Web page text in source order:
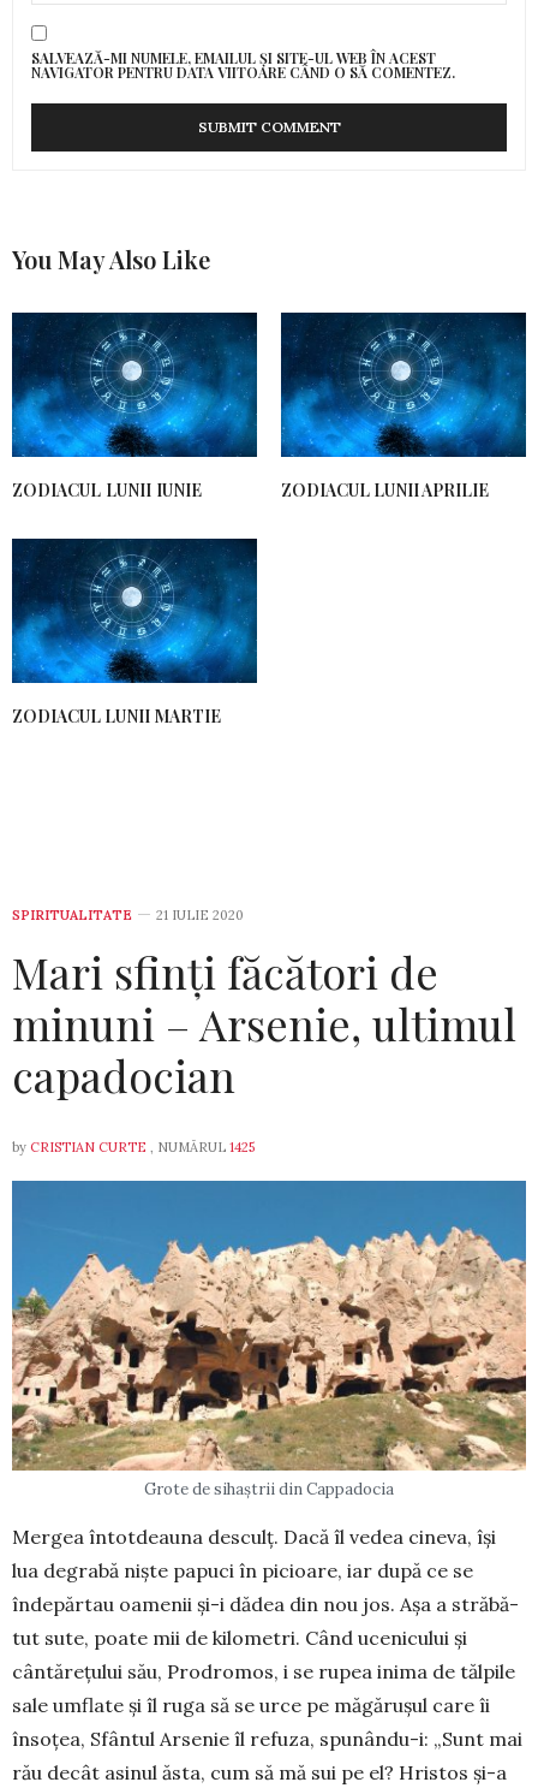
SALVEAZĂ-MI NUMELE, EMAILUL ȘI SITE-UL WEB ÎN ACEST
NAVIGATOR PENTRU DATA VIITOARE CÂND O SĂ COMENTEZ.
You May Also Like
ZODIACUL LUNII IUNIE ZODIACUL LUNII APRILIE
ZODIACUL LUNII MARTIE
SPIRITUALITATE 21 IULIE 2020
Mari sfinți făcători de
minuni – Arsenie, ultimul
capadocian
by CRISTIAN CURTE , NUMĂRUL 1425
Grote de sihaștrii din Cappadocia
Mergea întotdeauna desculț. Dacă îl ve­dea cineva, își
lua degrabă niște pa­puci în picioare, iar după ce se
înde­părtau oamenii și-i dădea din nou jos. Așa a străbă­
tut sute, poate mii de kilometri. Când ucenicului și
cântărețului său, Prodromos, i se rupea inima de tălpile
sale umflate și îl ruga să se urce pe măgă­rușul care îi
însoțea, Sfântul Arsenie îl refuza, spunându-i: „Sunt mai
rău decât asinul ăsta, cum să mă sui pe el? Hristos și-a